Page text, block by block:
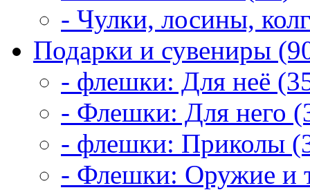
- Чулки, лосины,
Подарки и сувениры
- флешки: Для неё
- Флешки: Для него
- флешки: Приколы
- Флешки: Оружие и